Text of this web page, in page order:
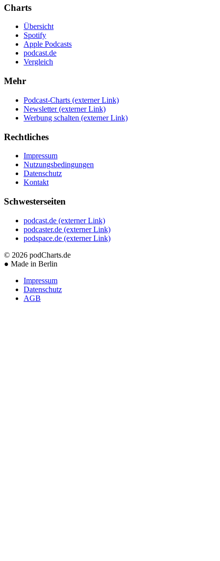
Charts
Übersicht
Spotify
Apple Podcasts
podcast.de
Vergleich
Mehr
Podcast-Charts (externer Link)
Newsletter (externer Link)
Werbung schalten (externer Link)
Rechtliches
Impressum
Nutzungsbedingungen
Datenschutz
Kontakt
Schwesterseiten
podcast.de (externer Link)
podcaster.de (externer Link)
podspace.de (externer Link)
© 2026 podCharts.de
● Made in Berlin
Impressum
Datenschutz
AGB